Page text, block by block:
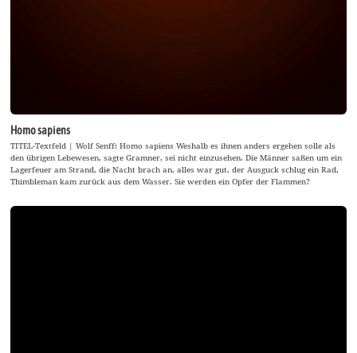
Homo sapiens
TITEL-Textfeld | Wolf Senff: Homo sapiens Weshalb es ihnen anders ergehen solle als
den übrigen Lebewesen, sagte Gramner, sei nicht einzusehen. Die Männer saßen um ein
Lagerfeuer am Strand, die Nacht brach an, alles war gut, der Ausguck schlug ein Rad,
Thimbleman kam zurück aus dem Wasser. Sie werden ein Opfer der Flammen?